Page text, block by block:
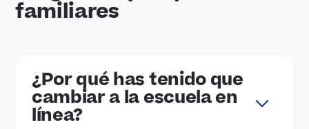
familiares
¿Por qué has tenido que
cambiar a la escuela en
línea?